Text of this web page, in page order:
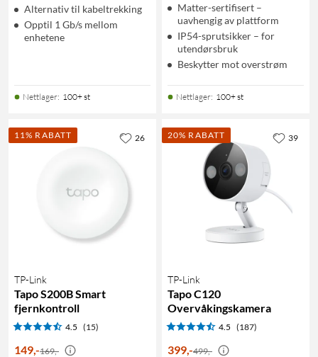
Alternativ til kabeltrekking
Opptil 1 Gb/s mellom
enhetene
Nettlager: 100+ st
Matter-sertifisert –
uavhengig av plattform
IP54-sprutsikker – for
utendørsbruk
Beskytter mot overstrøm
Nettlager: 100+ st
11% RABATT
TP-Link
Tapo S200B Smart
fjernkontroll
4.5 (15)
149,-169,-
26 20% RABATT
TP-Link
Tapo C120
Overvåkingskamera
4.5 (187)
399,-499,-
39